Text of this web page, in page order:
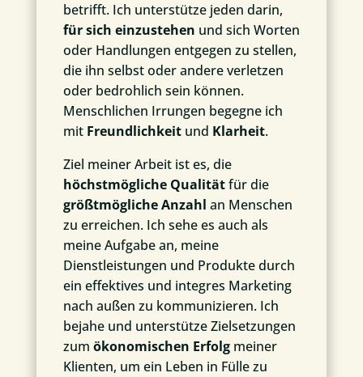
betrifft. Ich unterstütze jeden darin,
für sich einzustehen und sich Worten
oder Handlungen entgegen zu stellen,
die ihn selbst oder andere verletzen
oder bedrohlich sein können.
Menschlichen Irrungen begegne ich
mit Freundlichkeitund Klarheit.
Ziel meiner Arbeit ist es, die
höchstmögliche Qualitätfür die
größtmögliche Anzahl an Menschen
zu erreichen. Ich sehe es auch als
meine Aufgabe an, meine
Dienstleistungen und Produkte durch
ein effektives und integres Marketing
nach außen zu kommunizieren. Ich
bejahe und unterstütze Zielsetzungen
zum ökonomischen Erfolgmeiner
Klienten, um ein Leben in Fülle zu